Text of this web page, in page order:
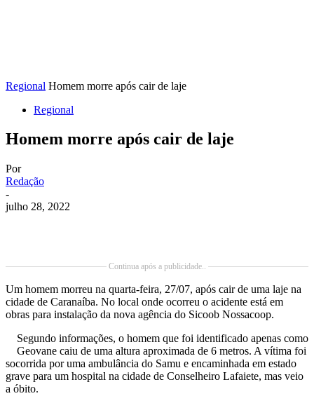
Regional Homem morre após cair de laje
Regional
Homem morre após cair de laje
Por
Redação
-
julho 28, 2022
Continua após a publicidade..
Um homem morreu na quarta-feira, 27/07, após cair de uma laje na
cidade de Caranaíba. No local onde ocorreu o acidente está em
obras para instalação da nova agência do Sicoob Nossacoop.
Segundo informações, o homem que foi identificado apenas como
Geovane caiu de uma altura aproximada de 6 metros. A vítima foi
socorrida por uma ambulância do Samu e encaminhada em estado
grave para um hospital na cidade de Conselheiro Lafaiete, mas veio
a óbito.